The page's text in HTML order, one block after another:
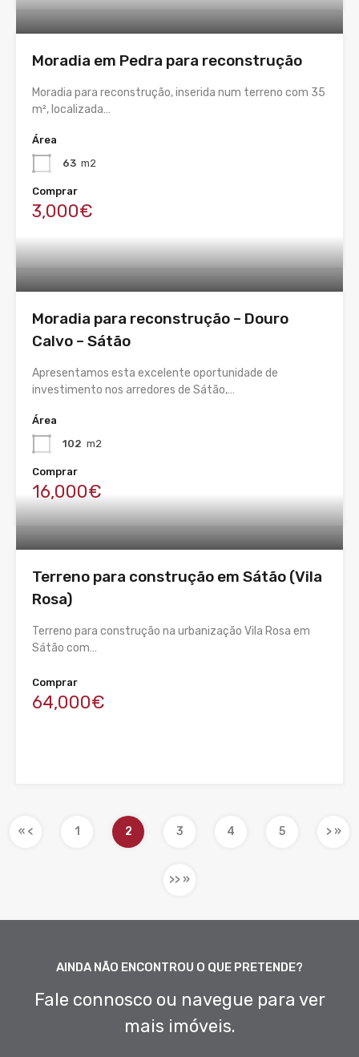
Moradia em Pedra para reconstrução
Moradia para reconstrução, inserida num terreno com 35
m², localizada…
Área
63 m2
Comprar
3,000€
Moradia para reconstrução – Douro
Calvo – Sátão
Apresentamos esta excelente oportunidade de
investimento nos arredores de Sátão,…
Área
102 m2
Comprar
16,000€
Terreno para construção em Sátão (Vila
Rosa)
Terreno para construção na urbanização Vila Rosa em
Sátão com…
Comprar
64,000€
« < 1 2 3 4 5 > »
>> »
AINDA NÃO ENCONTROU O QUE PRETENDE?
Fale connosco ou navegue para ver
mais imóveis.